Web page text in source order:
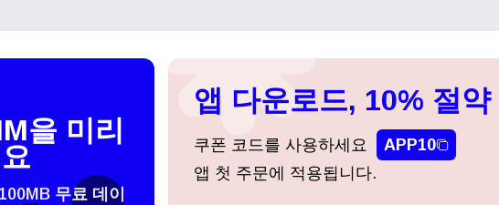
을 미리
무료 데이
앱 다운로드, 10% 절약
쿠폰 코드를 사용하세요
APP10
앱 첫 주문에 적용됩니다.